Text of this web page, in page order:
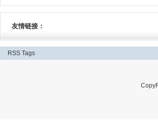
友情链接：
RSS Tags